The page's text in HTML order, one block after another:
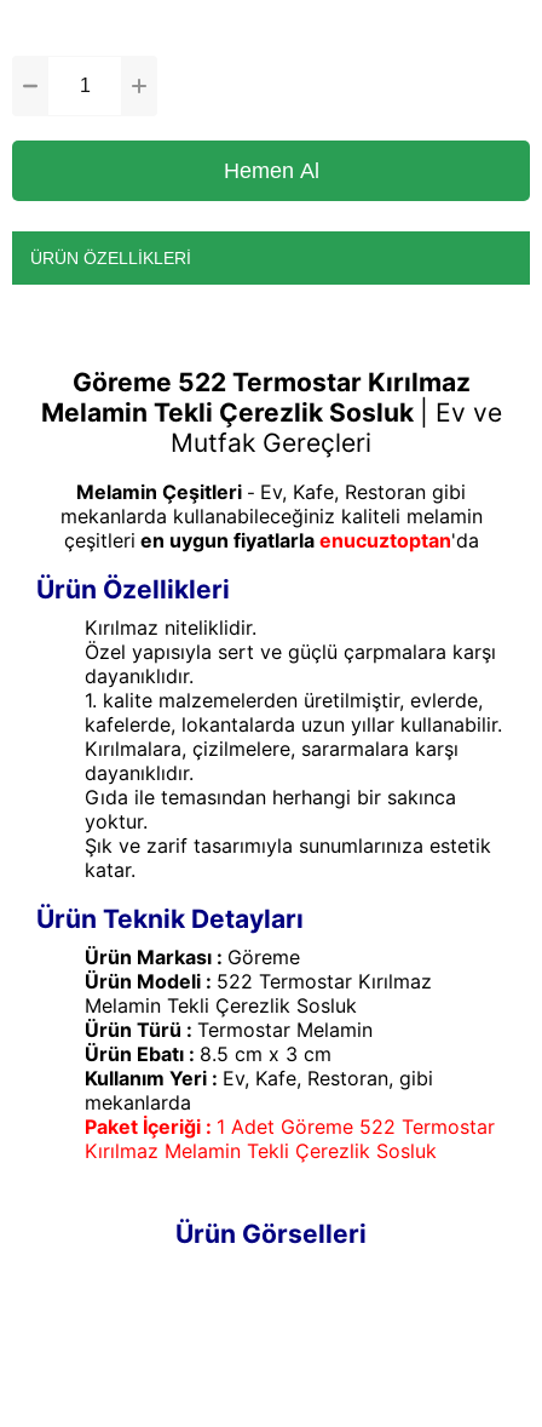
ÜRÜN ÖZELLIKLERI
Göreme 522 Termostar Kırılmaz
Melamin Tekli Çerezlik Sosluk
Ev ve
Mutfak Gereçleri
Melamin Çeşitleri - Ev, Kafe, Restoran gibi
mekanlarda kullanabileceğiniz kaliteli melamin
çeşitleri en uygun fiyatlarla enucuztoptan'da
Ürün Özellikleri
Kırılmaz niteliklidir.
Özel yapısıyla sert ve güçlü çarpmalara karşı
dayanıklıdır.
1. kalite malzemelerden üretilmiştir, evlerde,
kafelerde, lokantalarda uzun yıllar kullanabilir.
Kırılmalara, çizilmelere, sararmalara karşı
dayanıklıdır.
Gıda ile temasından herhangi bir sakınca
yoktur.
Şık ve zarif tasarımıyla sunumlarınıza estetik
katar.
Ürün Teknik Detayları
Ürün Markası : Göreme
Ürün Modeli : 522 Termostar Kırılmaz
Melamin Tekli Çerezlik Sosluk
Ürün Türü : Termostar Melamin
Ürün Ebatı : 8.5 cm x 3 cm
Kullanım Yeri : Ev, Kafe, Restoran, gibi
mekanlarda
Paket İçeriği : 1 Adet Göreme 522 Termostar
Kırılmaz Melamin Tekli Çerezlik Sosluk
Ürün Görselleri